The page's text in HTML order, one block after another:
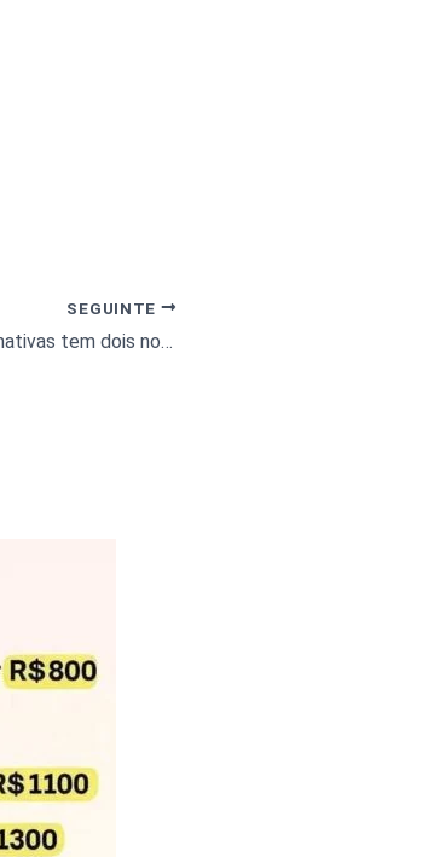
SEGUINTE
Resposta qual das alternativas tem dois nove um sete três quatro?